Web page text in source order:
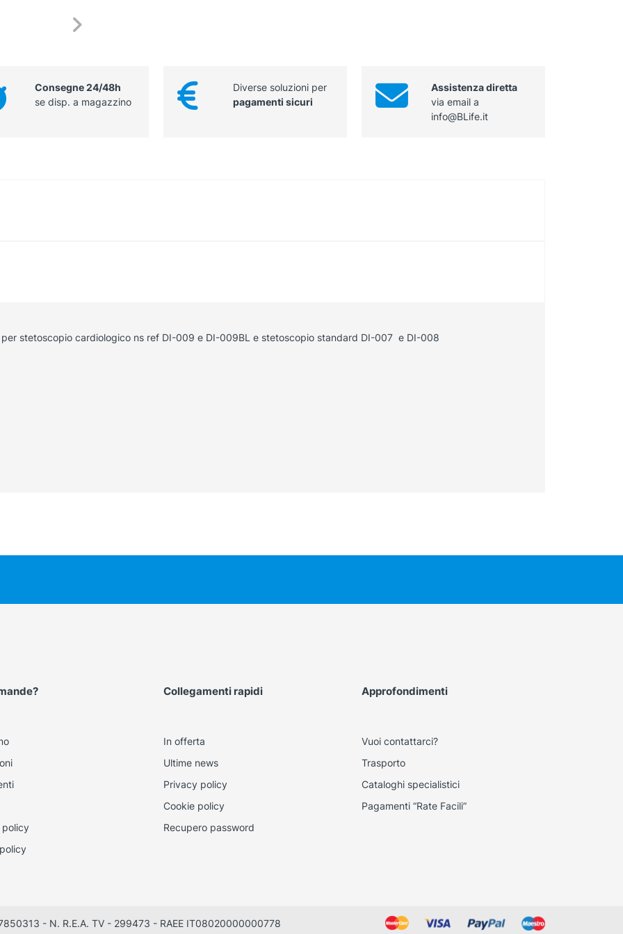
Consegne 24/48h
se disp. a magazzino
Diverse soluzioni per
pagamenti sicuri
Assistenza diretta
via email a
info@BLife.it
stetoscopio cardiologico ns ref DI-009 e DI-009BL e stetoscopio standard DI-007 e DI-008
Collegamenti rapidi
In offerta
Ultime news
Privacy policy
Cookie policy
Recupero password
Approfondimenti
Vuoi contattarci?
Trasporto
Cataloghi specialistici
Pagamenti “Rate Facili”
- N. R.E.A. TV - 299473 - RAEE IT08020000000778